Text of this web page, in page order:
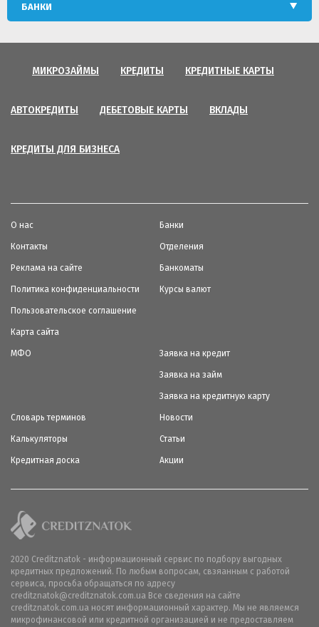
БАНКИ
МИКРОЗАЙМЫ КРЕДИТЫ КРЕДИТНЫЕ КАРТЫ
АВТОКРЕДИТЫ ДЕБЕТОВЫЕ КАРТЫ ВКЛАДЫ
КРЕДИТЫ ДЛЯ БИЗНЕСА
О нас
Контакты
Реклама на сайте
Политика конфиденциальности
Пользовательское соглашение
Карта сайта
Банки
Отделения
Банкоматы
Курсы валют
МФО Заявка на кредит
Заявка на займ
Заявка на кредитную карту
Словарь терминов
Калькуляторы
Кредитная доска
Новости
Статьи
Акции
2020 Creditznatok - информационный сервис по подбору выгодных
кредитных предложений. По любым вопросам, свзяанным с работой
сервиса, просьба обращаться по адресу
creditznatok@creditznatok.com.ua Все сведения на сайте
creditznatok.com.ua носят информационный характер. Мы не являемся
микрофинансовой или кредитной организацией и не предоставляем